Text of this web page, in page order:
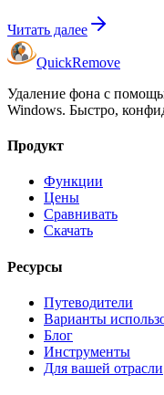
Читать далее
QuickRemove
Удаление фона с
Windows. Быстро,
Продукт
Функции
Цены
Сравнивать
Скачать
Ресурсы
Путеводители
Варианты
Блог
Инструменты
Для вашей отрасли